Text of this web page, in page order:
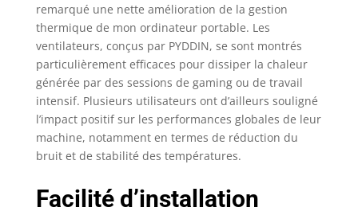
remarqué une nette amélioration de la gestion
thermique de mon ordinateur portable. Les
ventilateurs, conçus par PYDDIN, se sont montrés
particulièrement efficaces pour dissiper la chaleur
générée par des sessions de gaming ou de travail
intensif. Plusieurs utilisateurs ont d’ailleurs souligné
l’impact positif sur les performances globales de leur
machine, notamment en termes de réduction du
bruit et de stabilité des températures.
Facilité d’installation